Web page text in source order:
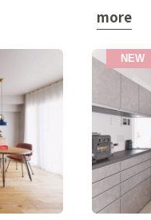
more